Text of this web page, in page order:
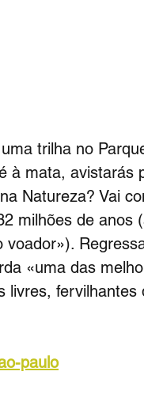
trilha no
à mata,
Natureza? Vai
milhões de
voador»).
«uma das
livres,
paulo